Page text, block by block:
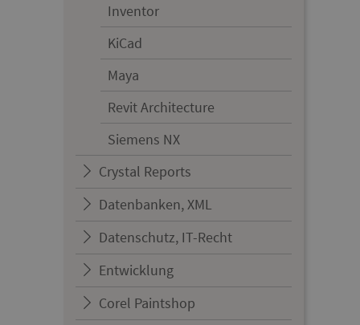
Inventor
KiCad
Maya
Revit Architecture
Siemens NX
Crystal Reports
Datenbanken, XML
Datenschutz, IT-Recht
Entwicklung
Corel Paintshop